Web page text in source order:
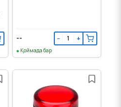
-- − +
Қоймада бар